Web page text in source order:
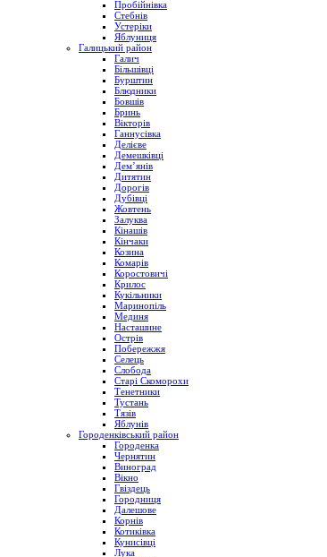
Пробійнівка
Стебнів
Устеріки
Яблуниця
Галицький район
Галич
Більшівці
Бурштин
Блюдники
Бовшів
Бринь
Вікторів
Ганнусівка
Делієве
Демешківці
Дем’янів
Дитятин
Дорогів
Дубівці
Жовтень
Залуква
Кінашів
Кінчаки
Козина
Комарів
Коростовичі
Крилос
Кукільники
Маринопіль
Мединя
Насташине
Острів
Побережжя
Селець
Слобода
Старі Скоморохи
Тенетники
Тустань
Тязів
Яблунів
Городенківський район
Городенка
Чернятин
Виноград
Вікно
Гвіздець
Городниця
Далешове
Корнів
Котиківка
Кунисівці
Лука